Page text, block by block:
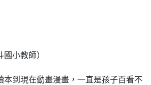
小教師）
本到現在動畫漫畫，一直是孩子百看不